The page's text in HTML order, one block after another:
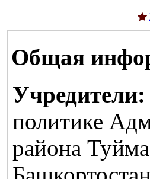
Общая
Учредители:
политике
района